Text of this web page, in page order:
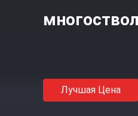
Лучшая Цена